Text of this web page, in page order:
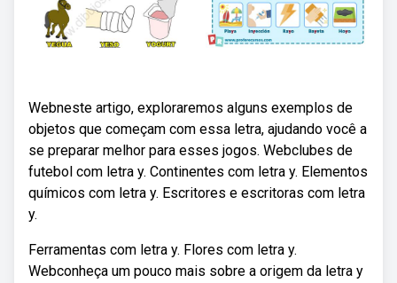
Webneste artigo, exploraremos alguns exemplos de
objetos que começam com essa letra, ajudando você a
se preparar melhor para esses jogos. Webclubes de
futebol com letra y. Continentes com letra y. Elementos
químicos com letra y. Escritores e escritoras com letra
y.
Ferramentas com letra y. Flores com letra y.
Webconheça um pouco mais sobre a origem da letra y